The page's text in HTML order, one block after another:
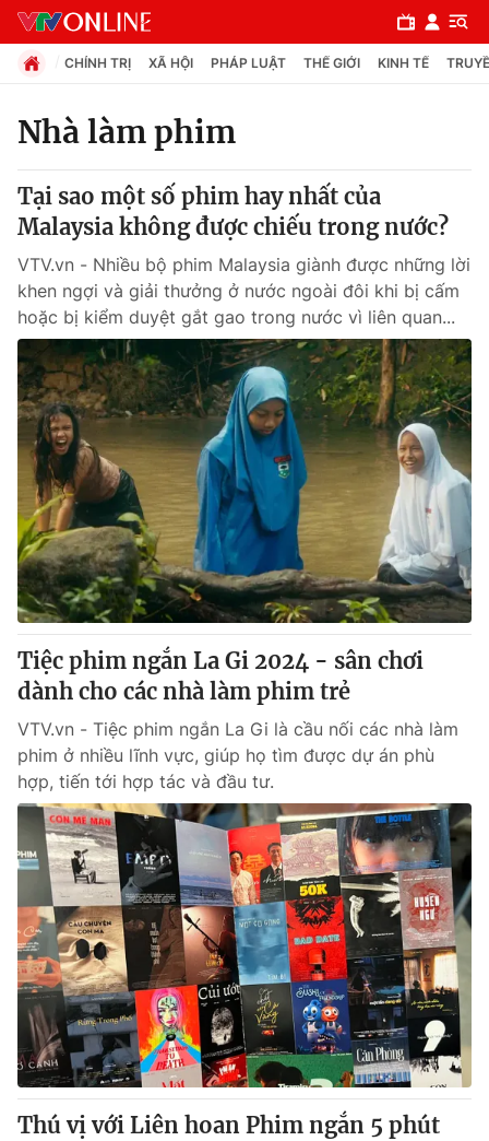
Chuyên mục
Chính trị
Xã hội
Pháp luật
Y tế
Thế giới
Tin tức
Thế giới đó đây
Câu chuyện quốc tế
Kinh tế
Tài chính
Thị trường
Góc doanh nghiệp
Dữ liệu và đời sống
Truyền hình
Hậu trường
Nhân vật
Khán giả
Giải sao mai
Giải trí
Điện ảnh
Âm nhạc
Sao
Đời sống
Du lịch
Làm đẹp
Chất lượng cuộc sống
Giáo dục
Tuyển sinh
Học trực tuyến
Công nghệ
Hitech Công nghệ tương lai
Sản phẩm
Thị trường
Tư vấn
Giao lưu trực tuyến
Lịch phát sóng
Chuyên mục khác
CHÍNH TRỊ XÃ HỘI PHÁP LUẬT THẾ GIỚI KINH TẾ
Nhà làm phim
Tại sao một số phim hay nhất của
Malaysia không được chiếu trong nước?
VTV.vn - Nhiều bộ phim Malaysia giành được những lời
khen ngợi và giải thưởng ở nước ngoài đôi khi bị cấm
hoặc bị kiểm duyệt gắt gao trong nước vì liên quan...
Tiệc phim ngắn La Gi 2024 - sân chơi
dành cho các nhà làm phim trẻ
VTV.vn - Tiệc phim ngắn La Gi là cầu nối các nhà làm
phim ở nhiều lĩnh vực, giúp họ tìm được dự án phù
hợp, tiến tới hợp tác và đầu tư.
Thú vị với Liên hoan Phim ngắn 5 phút